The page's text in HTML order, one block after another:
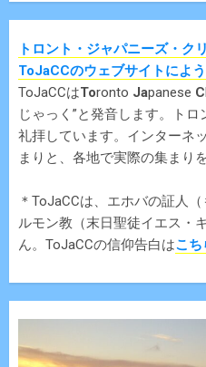
トロント・ジャパニーズ・ク
ToJaCCのウェブサイトによう
ToJaCCはToronto Japanese C
じゃっく”と発音します。ト
礼拝しています。インターネ
まりと、各地で実際の集まり
＊ToJaCCは、エホバの証人
ルモン教（末日聖徒イエス・
ん。ToJaCCの信仰告白はこち